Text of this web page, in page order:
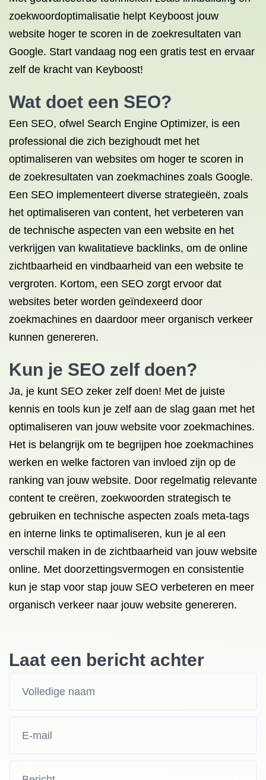
zoekwoordoptimalisatie helpt Keyboost jouw
website hoger te scoren in de zoekresultaten van
Google. Start vandaag nog een gratis test en ervaar
zelf de kracht van Keyboost!
Wat doet een SEO?
Een SEO, ofwel Search Engine Optimizer, is een
professional die zich bezighoudt met het
optimaliseren van websites om hoger te scoren in
de zoekresultaten van zoekmachines zoals Google.
Een SEO implementeert diverse strategieën, zoals
het optimaliseren van content, het verbeteren van
de technische aspecten van een website en het
verkrijgen van kwalitatieve backlinks, om de online
zichtbaarheid en vindbaarheid van een website te
vergroten. Kortom, een SEO zorgt ervoor dat
websites beter worden geïndexeerd door
zoekmachines en daardoor meer organisch verkeer
kunnen genereren.
Kun je SEO zelf doen?
Ja, je kunt SEO zeker zelf doen! Met de juiste
kennis en tools kun je zelf aan de slag gaan met het
optimaliseren van jouw website voor zoekmachines.
Het is belangrijk om te begrijpen hoe zoekmachines
werken en welke factoren van invloed zijn op de
ranking van jouw website. Door regelmatig relevante
content te creëren, zoekwoorden strategisch te
gebruiken en technische aspecten zoals meta-tags
en interne links te optimaliseren, kun je al een
verschil maken in de zichtbaarheid van jouw website
online. Met doorzettingsvermogen en consistentie
kun je stap voor stap jouw SEO verbeteren en meer
organisch verkeer naar jouw website genereren.
Laat een bericht achter